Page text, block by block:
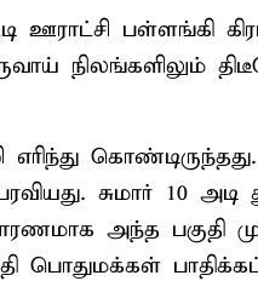
பள்ளங்கி
நிலங்களிலும்
சுமார் 10 அடி
அந்த பகுதி
பொதுமக்கள்